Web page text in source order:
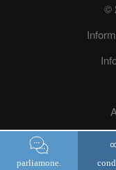
©
parliamone.